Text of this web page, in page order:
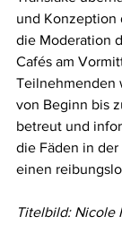
und Konzeption
die Moderation
Cafés am
Teilnehmenden
von Beginn bis
betreut und
die Fäden in
einen
Titelbild: Nicole